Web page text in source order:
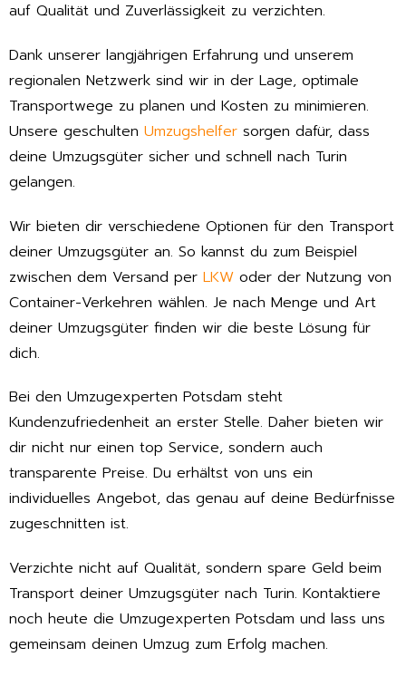
auf Qualität und Zuverlässigkeit zu verzichten.
Dank unserer langjährigen Erfahrung und unserem
regionalen Netzwerk sind wir in der Lage, optimale
Transportwege zu planen und Kosten zu minimieren.
Unsere geschulten Umzugshelfer sorgen dafür, dass
deine Umzugsgüter sicher und schnell nach Turin
gelangen.
Wir bieten dir verschiedene Optionen für den Transport
deiner Umzugsgüter an. So kannst du zum Beispiel
zwischen dem Versand per LKW oder der Nutzung von
Container-Verkehren wählen. Je nach Menge und Art
deiner Umzugsgüter finden wir die beste Lösung für
dich.
Bei den Umzugexperten Potsdam steht
Kundenzufriedenheit an erster Stelle. Daher bieten wir
dir nicht nur einen top Service, sondern auch
transparente Preise. Du erhältst von uns ein
individuelles Angebot, das genau auf deine Bedürfnisse
zugeschnitten ist.
Verzichte nicht auf Qualität, sondern spare Geld beim
Transport deiner Umzugsgüter nach Turin. Kontaktiere
noch heute die Umzugexperten Potsdam und lass uns
gemeinsam deinen Umzug zum Erfolg machen.